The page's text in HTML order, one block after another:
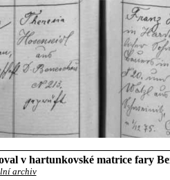
v hartunkovské matrice fary
archiv